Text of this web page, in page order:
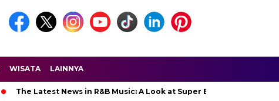
WISATA LAINNYA
The Latest News in R&B Music: A Look at Super Bowl Performances,